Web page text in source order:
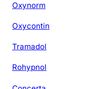
Oxynorm
Oxycontin
Tramadol
Rohypnol